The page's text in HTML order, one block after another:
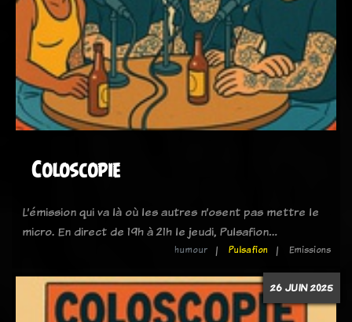
Coloscopie
L’émission qui va là où les autres n’osent pas mettre le
micro. En direct de 19h à 21h le jeudi, Pulsafion…
humour Pulsafion Emissions
26 JUIN 2025